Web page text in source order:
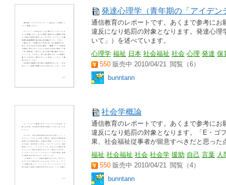
発達心理学（青年期の「アイデ
通信教育のレポートです。あくまで参考に
違反になり処罰の対象となります。発達心
いて」）を述べています。
心理学 福祉 日本 社会福祉 社会 心理 発達 保
550 販売中 2010/04/21 閲覧（6）
bunntann
社会学概論
通信教育のレポートです。あくまで参考に
違反になり処罰の対象となります。「E・ゴ
果、社会福祉従事者が留意すべきだと思った
福祉 社会福祉 社会 社会学 援助 自己 言葉 人
550 販売中 2010/04/21 閲覧（4）
bunntann